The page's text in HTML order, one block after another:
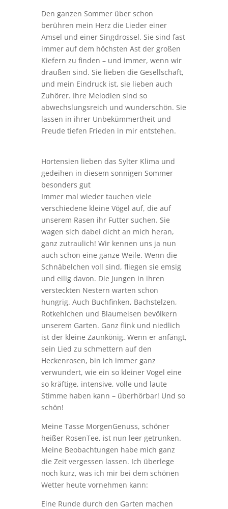
Den ganzen Sommer über schon
berühren mein Herz die Lieder einer
Amsel und einer Singdrossel. Sie sind fast
immer auf dem höchsten Ast der großen
Kiefern zu finden – und immer, wenn wir
draußen sind. Sie lieben die Gesellschaft,
und mein Eindruck ist, sie lieben auch
Zuhörer. Ihre Melodien sind so
abwechslungsreich und wunderschön. Sie
lassen in ihrer Unbekümmertheit und
Freude tiefen Frieden in mir entstehen.
Hortensien lieben das Sylter Klima und
gedeihen in diesem sonnigen Sommer
besonders gut
Immer mal wieder tauchen viele
verschiedene kleine Vögel auf, die auf
unserem Rasen ihr Futter suchen. Sie
wagen sich dabei dicht an mich heran,
ganz zutraulich! Wir kennen uns ja nun
auch schon eine ganze Weile. Wenn die
Schnäbelchen voll sind, fliegen sie emsig
und eilig davon. Die Jungen in ihren
versteckten Nestern warten schon
hungrig. Auch Buchfinken, Bachstelzen,
Rotkehlchen und Blaumeisen bevölkern
unserem Garten. Ganz flink und niedlich
ist der kleine Zaunkönig. Wenn er anfängt,
sein Lied zu schmettern auf den
Heckenrosen, bin ich immer ganz
verwundert, wie ein so kleiner Vogel eine
so kräftige, intensive, volle und laute
Stimme haben kann – überhörbar! Und so
schön!
Meine Tasse MorgenGenuss, schöner
heißer RosenTee, ist nun leer getrunken.
Meine Beobachtungen habe mich ganz
die Zeit vergessen lassen. Ich überlege
noch kurz, was ich mir bei dem schönen
Wetter heute vornehmen kann:
Eine Runde durch den Garten machen